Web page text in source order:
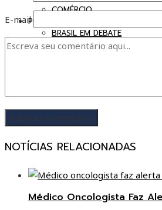
COMÉRCIO
POLÍTICA
BRASIL EM DEBATE
GOVERNANÇA
E-mail
NOTÍCIAS RELACIONADAS
Médico Oncologista Faz